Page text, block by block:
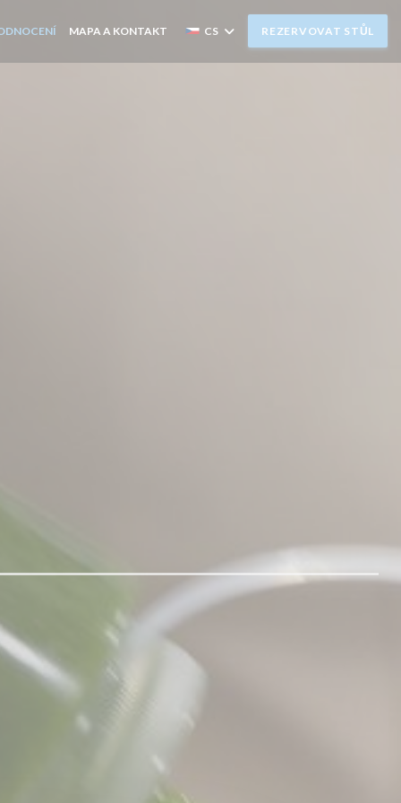
MAPA A KONTAKT CS REZERVOVAT STŮL